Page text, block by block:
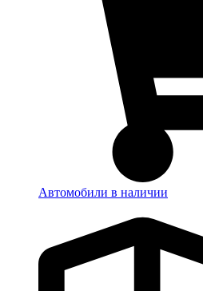
Автомобили в наличии